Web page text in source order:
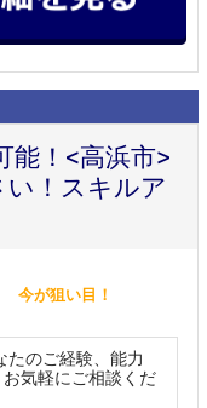
能！<高浜市>
！スキルア
今が狙い目！
たのご経験、能力
気軽にご相談くだ